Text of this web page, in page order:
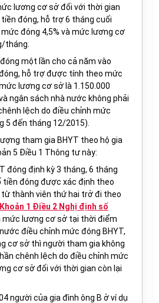
lương cơ sở đối với thời gian
tiền đóng, hỗ trợ 6 tháng cuối
đóng 4,5% và mức lương cơ
tháng.
một lần cho cả năm vào
hỗ trợ được tính theo mức
lương cơ sở là 1.150.000
ngân sách nhà nước không phải
lệch do điều chỉnh mức
5 đến tháng 12/2015).
tham gia BHYT theo hộ gia
5 Điều 1 Thông tư này:
đóng định kỳ 3 tháng, 6 tháng
tiền đóng được xác định theo
thành viên thứ hai trở đi theo
1 Điều 2 Nghị định số
mức lương cơ sở tại thời điểm
điều chỉnh mức đóng BHYT,
cơ sở thì người tham gia không
chênh lệch do điều chỉnh mức
cơ sở đối với thời gian còn lại
người của gia đình ông B ở ví dụ